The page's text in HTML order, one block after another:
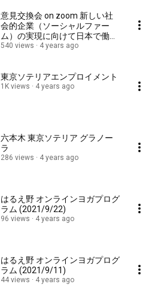
意見交換会 on zoom 新しい社
会的企業（ソーシャルファー
ム）の実現に向けて日本で働く
外国人のメンタルヘルスについ
540 views 4 years ago
東京ソテリアエンプロイメント
1K views 4 years ago
六本木 東京ソテリア グラノー
ラ
286 views 4 years ago
はるえ野 オンラインヨガプログ
ラム (2021/9/22)
96 views 4 years ago
はるえ野 オンラインヨガプログ
ラム (2021/9/11)
44 views 4 years ago